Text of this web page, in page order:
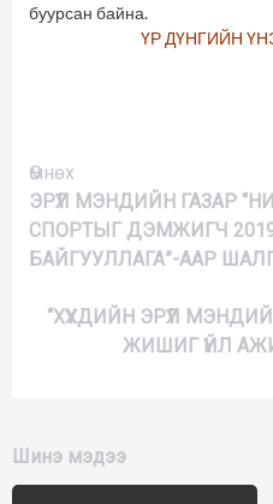
буурсан байна.
ҮР ДҮНГИЙН
Үргэлжлүүлэх
Өмнөх
ЭРҮҮЛ МЭНДИЙН ГАЗАР
СПОРТЫГ ДЭМЖИГЧ
БАЙГУУЛЛАГА”-ААР
“ХҮҮХДИЙН ЭРҮҮЛ
ЖИШИГ ҮЙЛ
Шинэ мэдээ